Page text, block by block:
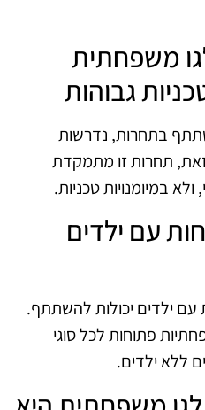
לגו משפחתית
גבוהות
בתחרות, נדרשות
זאת, תחרות זו מתמקדת
ולא במיומנויות טכניות.
עם ילדים
עם ילדים יכולות להשתתף.
פתוחות לכל סוגי
ללא ילדים.